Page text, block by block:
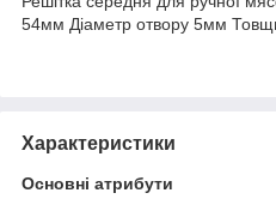
54мм Діаметр отвору 5мм
Характеристики
Основні атрибути